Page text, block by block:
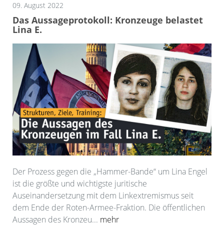
09. August 2022
Das Aussageprotokoll: Kronzeuge belastet
Lina E.
Der Prozess gegen die „Hammer-Bande“ um Lina Engel
ist die größte und wichtigste juritische
Auseinandersetzung mit dem Linkextremismus seit
dem Ende der Roten-Armee-Fraktion. Die öffentlichen
Aussagen des Kronzeu... mehr